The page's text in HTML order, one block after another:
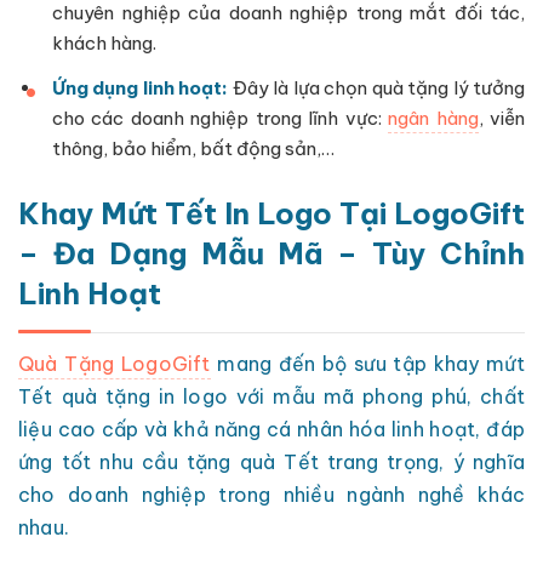
chuyên nghiệp của doanh nghiệp trong mắt đối tác,
khách hàng.
Ứng dụng linh hoạt: Đây là lựa chọn quà tặng lý tưởng
cho các doanh nghiệp trong lĩnh vực:ngân hàng, viễn
thông, bảo hiểm, bất động sản,…
Khay Mứt Tết In Logo Tại LogoGift
– Đa Dạng Mẫu Mã – Tùy Chỉnh
Linh Hoạt
Quà Tặng LogoGift mang đến bộ sưu tập khay mứt
Tết quà tặng in logo với mẫu mã phong phú, chất
liệu cao cấp và khả năng cá nhân hóa linh hoạt, đáp
ứng tốt nhu cầu tặng quà Tết trang trọng, ý nghĩa
cho doanh nghiệp trong nhiều ngành nghề khác
nhau.